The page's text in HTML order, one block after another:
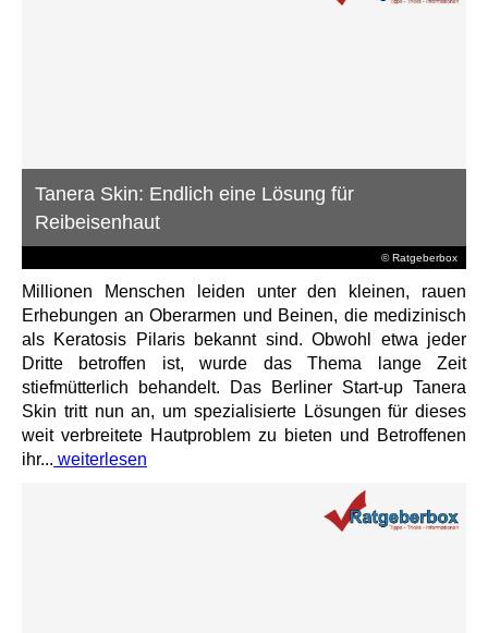
© Ratgeberbox
Tanera Skin: Endlich eine Lösung für
Reibeisenhaut
Millionen Menschen leiden unter den kleinen, rauen
Erhebungen an Oberarmen und Beinen, die medizinisch
als Keratosis Pilaris bekannt sind. Obwohl etwa jeder
Dritte betroffen ist, wurde das Thema lange Zeit
stiefmütterlich behandelt. Das Berliner Start-up Tanera
Skin tritt nun an, um spezialisierte Lösungen für dieses
weit verbreitete Hautproblem zu bieten und Betroffenen
ihr... weiterlesen